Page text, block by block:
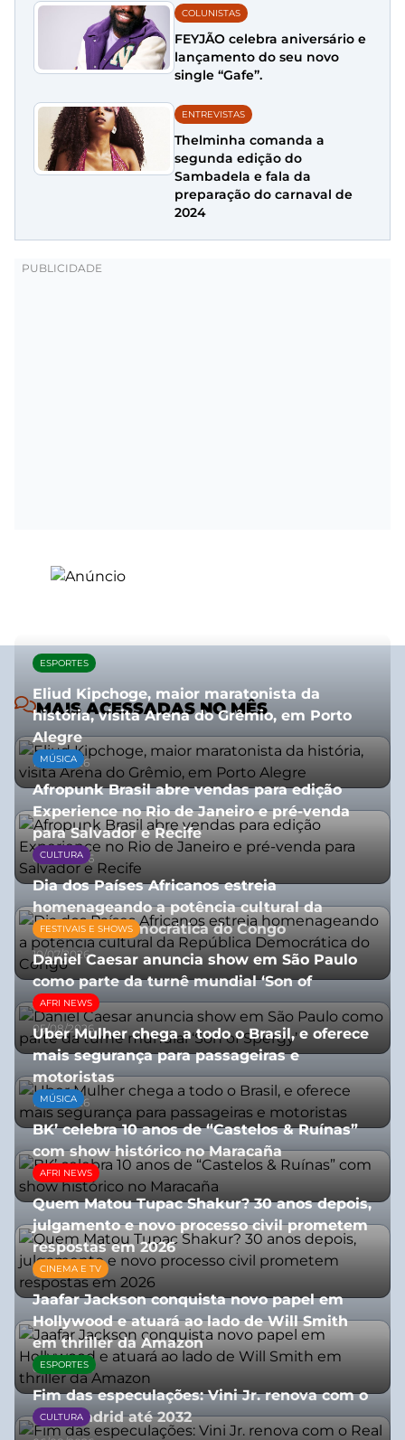
COLUNISTAS
FEYJÃO celebra aniversário e
lançamento do seu novo
single “Gafe”.
ENTREVISTAS
Thelminha comanda a
segunda edição do
Sambadela e fala da
preparação do carnaval de
2024
MAIS ACESSADAS NO MÊS
ESPORTES
Eliud Kipchoge, maior maratonista da
história, visita Arena do Grêmio, em Porto
Alegre
10/07/2026
MÚSICA
Afropunk Brasil abre vendas para edição
Experience no Rio de Janeiro e pré-venda
para Salvador e Recife
03/08/2026
CULTURA
Dia dos Países Africanos estreia
homenageando a potência cultural da
República Democrática do Congo
10/07/2026
FESTIVAIS E SHOWS
Daniel Caesar anuncia show em São Paulo
como parte da turnê mundial ‘Son of
Spergy’
05/08/2026
AFRI NEWS
Uber Mulher chega a todo o Brasil, e oferece
mais segurança para passageiras e
motoristas
10/07/2026
MÚSICA
BK’ celebra 10 anos de “Castelos & Ruínas”
com show histórico no Maracaña
06/08/2026
AFRI NEWS
Quem Matou Tupac Shakur? 30 anos depois,
julgamento e novo processo civil prometem
respostas em 2026
05/08/2026
CINEMA E TV
Jaafar Jackson conquista novo papel em
Hollywood e atuará ao lado de Will Smith
em thriller da Amazon
06/08/2026
ESPORTES
Fim das especulações: Vini Jr. renova com o
Real Madrid até 2032
CULTURA